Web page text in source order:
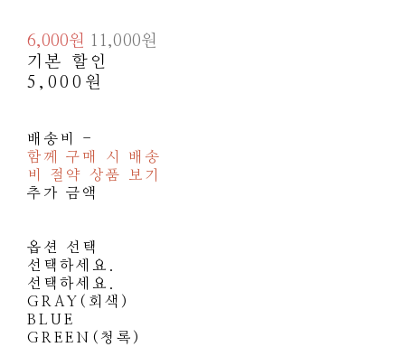
6,000원
11,000원
기본 할인
5,000원
배송비 -
함께 구매 시 배송
비 절약 상품 보기
추가 금액
옵션 선택
선택하세요.
선택하세요.
GRAY(회색)
BLUE
GREEN(청록)